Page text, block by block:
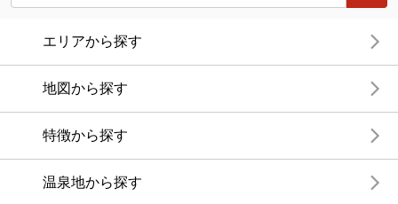
エリアから探す
地図から探す
特徴から探す
温泉地から探す